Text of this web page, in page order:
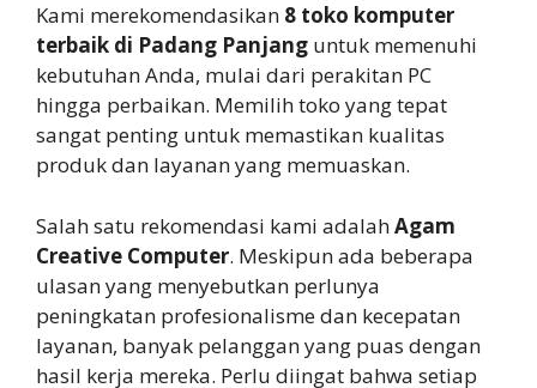
Kami merekomendasikan 8 toko komputer
terbaik di Padang Panjang untuk memenuhi
kebutuhan Anda, mulai dari perakitan PC
hingga perbaikan. Memilih toko yang tepat
sangat penting untuk memastikan kualitas
produk dan layanan yang memuaskan.
Salah satu rekomendasi kami adalahAgam
Creative Computer. Meskipun ada beberapa
ulasan yang menyebutkan perlunya
peningkatan profesionalisme dan kecepatan
layanan, banyak pelanggan yang puas dengan
hasil kerja mereka. Perlu diingat bahwa setiap